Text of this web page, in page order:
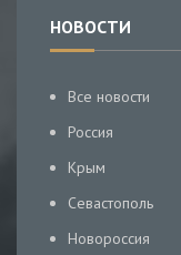
НОВОСТИ
Все новости
Россия
Крым
Севастополь
Новороссия